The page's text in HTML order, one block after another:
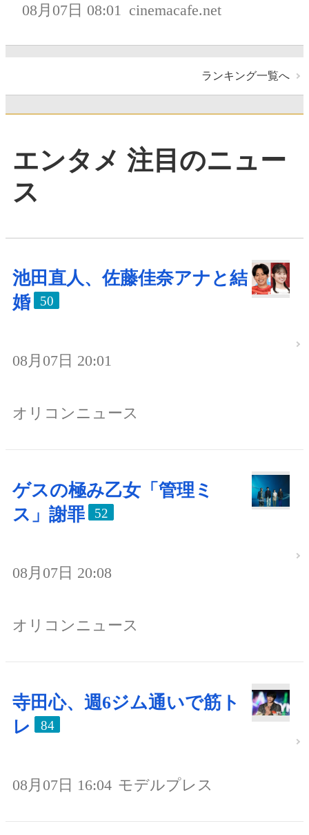
08月07日 08:01 cinemacafe.net
ランキング一覧へ
エンタメ 注目のニュー
ス
池田直人、佐藤佳奈アナと結
婚
50
08月07日 20:01
オリコンニュース
ゲスの極み乙女「管理ミ
ス」謝罪
52
08月07日 20:08
オリコンニュース
寺田心、週6ジム通いで筋ト
レ
84
08月07日 16:04 モデルプレス